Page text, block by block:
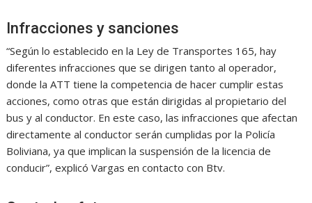
Infracciones y sanciones
“Según lo establecido en la Ley de Transportes 165, hay
diferentes infracciones que se dirigen tanto al operador,
donde la ATT tiene la competencia de hacer cumplir estas
acciones, como otras que están dirigidas al propietario del
bus y al conductor. En este caso, las infracciones que afectan
directamente al conductor serán cumplidas por la Policía
Boliviana, ya que implican la suspensión de la licencia de
conducir”, explicó Vargas en contacto con Btv.